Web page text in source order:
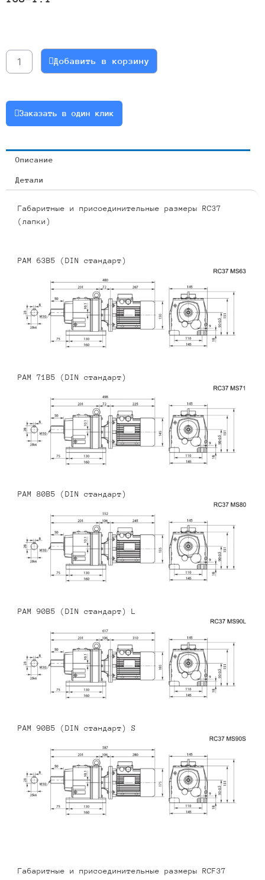
RC37-
10.11-
или
RCF37-
138-
1.1
Добавить в корзину
Заказать в один клик
Описание
Детали
Габаритные и присоединительные размеры RC37
(лапки)
PAM 63B5 (DIN стандарт)
PAM 71B5 (DIN стандарт)
PAM 80B5 (DIN стандарт)
PAM 90B5 (DIN стандарт) L
PAM 90B5 (DIN стандарт) S
Габаритные и присоединительные размеры RCF37